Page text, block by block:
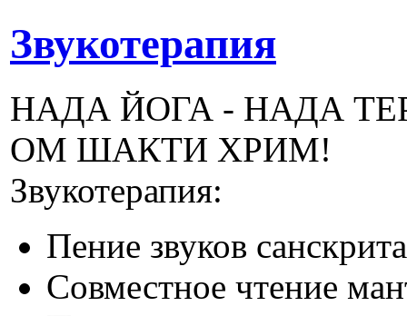
Звукотерапия
НАДА ЙОГА - НАДА
ОМ ШАКТИ ХРИМ!
Звукотерапия:
Пение звуков
Совместное чтение